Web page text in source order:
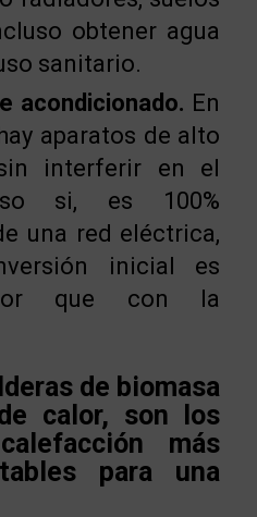
obtener agua
sanitario.
acondicionado. En
aparatos de alto
interferir en el
si, es 100%
una red eléctrica,
inicial es
que con la
de biomasa
calor, son los
más
para una